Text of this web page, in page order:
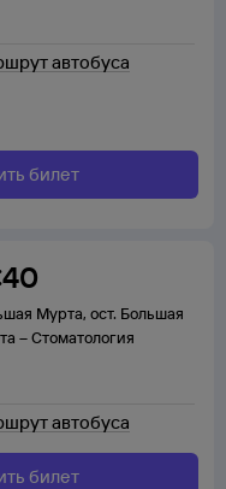
автобуса
билет
Мурта, ост. Большая
– Стоматология
автобуса
билет